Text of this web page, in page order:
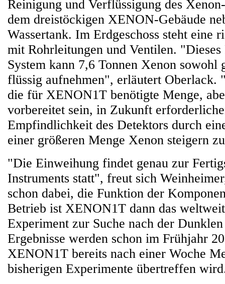
Reinigung und Verflüssigung des
dem dreistöckigen XENON-Gebäude
Wassertank. Im Erdgeschoss steht eine
mit Rohrleitungen und Ventilen. "Dieses
System kann 7,6 Tonnen Xenon sowohl
flüssig aufnehmen", erläutert Oberlack.
die für XENON1T benötigte Menge,
vorbereitet sein, in Zukunft
Empfindlichkeit des Detektors durch
einer größeren Menge Xenon steigern
"Die Einweihung findet genau zur
Instruments statt", freut sich
schon dabei, die Funktion der
Betrieb ist XENON1T dann das
Experiment zur Suche nach der
Ergebnisse werden schon im Frühjahr
XENON1T bereits nach einer Woche
bisherigen Experimente übertreffen